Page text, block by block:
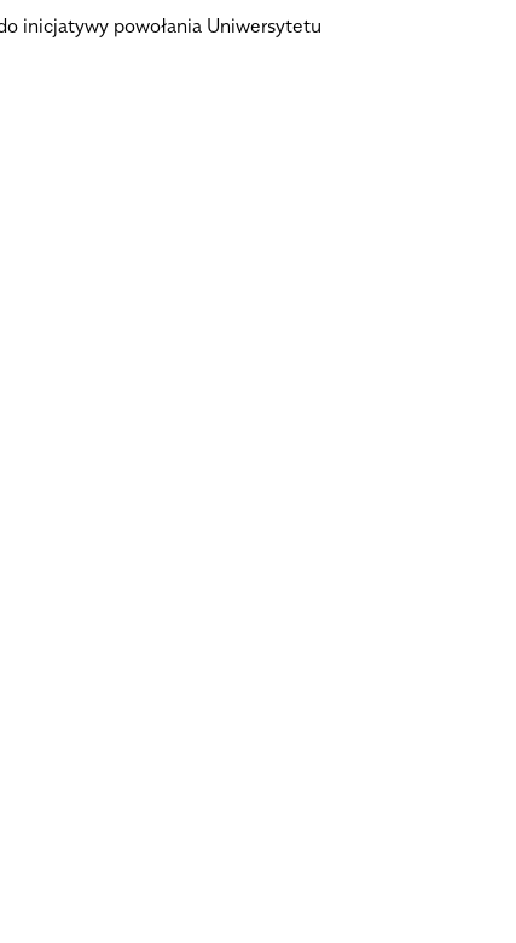
inicjatywy powołania Uniwersytetu